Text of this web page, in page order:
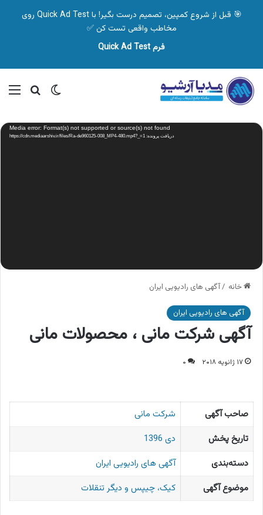
🎯 قبل از شروع کمپین، تصمیم درست بگیر! با Quick Ad Test روی
مخاطب واقعی تست کن ✅
فرم Quick Ad Test
تغییر پوسته
نمایشگر
ویدیو Media error: Format(s) not supported or source(s) not found
دریافت پرونده: https://cdn.mediaarshiv.ir/files/Ra-de960125-008_MP4-480.mp4?_=1
خانه /آگهی های رادیویی ایران
آگهی های رادیویی ایران
آگهی شرکت مانی ، محصولات مانی
۱۷ ژانویه ۲۰۱۸ ۰
صاحب آگهی
شرکت مانی
تاریخ پخش
دی 1396
دسته‌بندی
آگهی های رادیویی ایران
موضوع آگهی
کیک، چیپس و دیگر تنقلات